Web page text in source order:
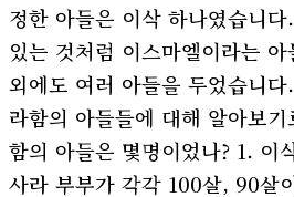
정한 아들은 이삭 하나였습니
있는 것처럼 이스마엘이라는
외에도 여러 아들을 두었습니
라함의 아들들에 대해 알아보
함의 아들은 몇명이었나? 1. 이
사라 부부가 각각 100살, 90살